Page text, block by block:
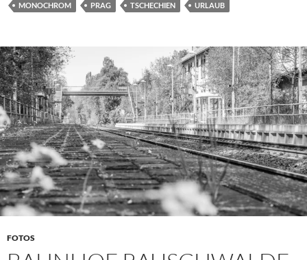
MONOCHROM
PRAG TSCHECHIEN URLAUB
FOTOS